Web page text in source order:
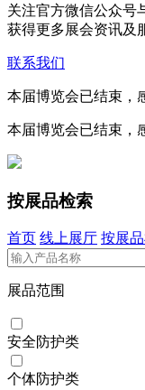
关注官方微信公众号
获得更多展会资讯及
联系我们
本届博览会已结束，
本届博览会已结束，
按展品检索
首页 线上展厅 按展
展品范围
安全防护类
个体防护类